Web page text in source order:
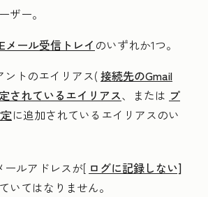
ザー。
メール受信トレイ のいずれか1つ。
ントのエイリアス( 接続先のGmail
されているエイリアス、または プ
に追加されているエイリアスのい
ールアドレスが[ ログに記録しない]
いてはなりません。